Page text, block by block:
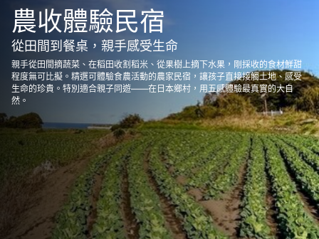
農收體驗民宿
從田間到餐桌，親手感受生命
親手從田間摘蔬菜、在稻田收割稻米、從果樹上摘下水果，剛採收的食材鮮甜
程度無可比擬。精選可體驗食農活動的農家民宿，讓孩子直接接觸土地、感受
生命的珍貴。特別適合親子同遊——在日本鄉村，用五感體驗最真實的大自
然。